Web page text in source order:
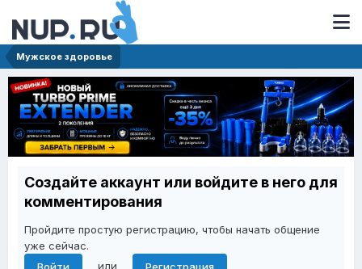
Мужское здоровье
Создайте аккаунт или войдите в него для
комментирования
Пройдите простую регистрацию, чтобы начать общение
уже сейчас.
Войти
или Регистрация